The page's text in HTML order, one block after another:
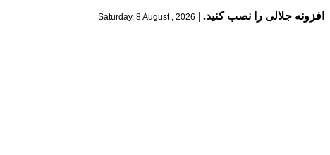
افزونه جلالی را نصب کنید. |
Saturday, 8 August , 2026